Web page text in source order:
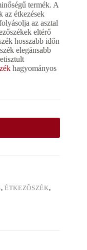
termék. A
az étkezések
az asztal
eltérő
hosszabb időn
elegánsabb
hagyományos
,ÉTKEZÕSZÉK,